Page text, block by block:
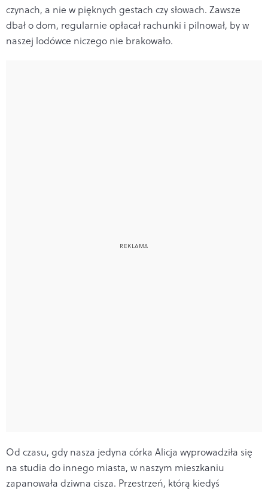
czynach, a nie w pięknych gestach czy słowach. Zawsze
dbał o dom, regularnie opłacał rachunki i pilnował, by w
naszej lodówce niczego nie brakowało.
Od czasu, gdy nasza jedyna córka Alicja wyprowadziła się
na studia do innego miasta, w naszym mieszkaniu
zapanowała dziwna cisza. Przestrzeń, którą kiedyś